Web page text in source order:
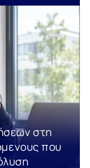
στη
που